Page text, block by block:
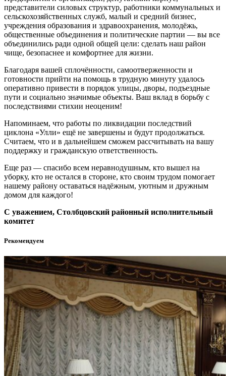
представители силовых структур, работники коммунальных и
сельскохозяйственных служб, малый и средний бизнес,
учреждения образования и здравоохранения, молодёжь,
общественные объединения и политические партии — вы все
объединились ради одной общей цели: сделать наш район
чище, безопаснее и комфортнее для жизни.
Благодаря вашей сплочённости, самоотверженности и
готовности прийти на помощь в трудную минуту удалось
оперативно привести в порядок улицы, дворы, подъездные
пути и социально значимые объекты. Ваш вклад в борьбу с
последствиями стихии неоценим!
Напоминаем, что работы по ликвидации последствий
циклона «Улли» ещё не завершены и будут продолжаться.
Считаем, что и в дальнейшем сможем рассчитывать на вашу
поддержку и гражданскую ответственность.
Еще раз — спасибо всем неравнодушным, кто вышел на
уборку, кто не остался в стороне, кто своим трудом помогает
нашему району оставаться надёжным, уютным и дружным
домом для каждого!
С уважением, Столбцовский районный исполнительный
комитет
Рекомендуем